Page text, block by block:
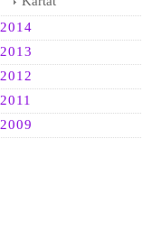
2014
2013
2012
2011
2009